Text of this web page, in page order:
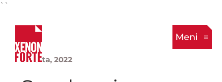
``
Meni
1. Marta, 2022